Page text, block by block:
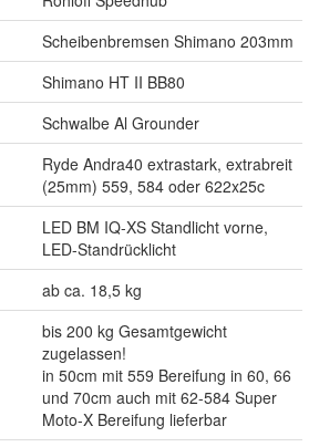
Scheibenbremsen Shimano 203mm
Shimano HT II BB80
Schwalbe Al Grounder
Ryde Andra40 extrastark, extrabreit
(25mm) 559, 584 oder 622x25c
LED BM IQ-XS Standlicht vorne,
LED-Standrücklicht
ab ca. 18,5 kg
bis 200 kg Gesamtgewicht
zugelassen!
in 50cm mit 559 Bereifung in 60, 66
und 70cm auch mit 62-584 Super
Moto-X Bereifung lieferbar